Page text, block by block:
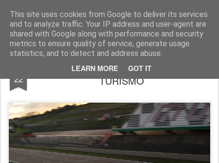
This site uses cookies from Google to deliver its services
and to analyze traffic. Your IP address and user-agent are
shared with Google along with performance and security
metrics to ensure quality of service, generate usage
statistics, and to detect and address abuse.
LEARN MORE GOT IT
AutoMotoCorse. Motorsport Random News 280912
22
NEL 2016 SARÀ CAMPIONATO ITALIANO
TURISMO